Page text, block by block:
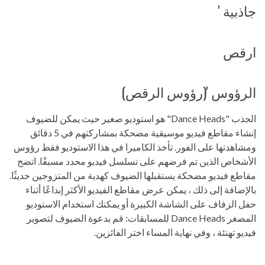
جاذبية '
ارقص
الرؤوس '(رؤوس الرقص)
الجذب "Dance Heads" هو استوديو صغير حيث يمكن للضيوف
إنشاء مقاطع فيديو موسيقية مضحكة بمشاركتهم في 5 دقائق
ومشاهدتها على الفور. تأخذ الكاميرا في هذا الاستوديو فقط رؤوس
الأشخاص الذين تم فرضهم على تسلسل فيديو محدد مسبقًا. اتضح
مقاطع فيديو مضحكة يستقبلها الضيوف كهدية من المتزوجين حديثًا.
بالإضافة إلى ذلك ، يمكن عرض مقاطع الفيديو الأكثر إبداعًا أثناء
حفل الزفاف على الشاشة الكبيرة أو يمكنك استخدام الاستوديو
المصغر Dance Heads للمسابقات: قم بدعوة الضيوف لتصوير
فيديو تهنئة ، وفي نهاية المساء اختر الفائزين.